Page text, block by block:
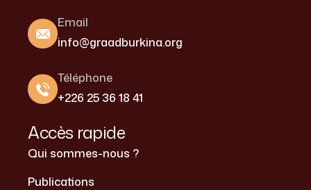
Email
info@graadburkina.org
Téléphone
+226 25 36 18 41
Accès rapide
Qui sommes-nous ?
Publications